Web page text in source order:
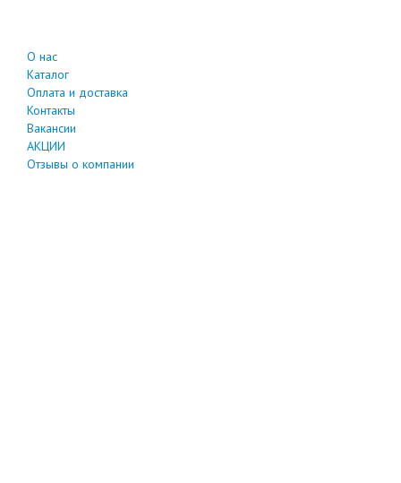
О нас
Каталог
Оплата и доставка
Контакты
Вакансии
АКЦИИ
Отзывы о компании